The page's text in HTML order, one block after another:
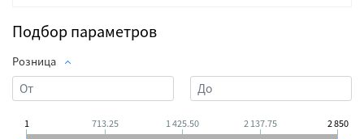
Подбор параметров
Розница
1 713.25 1 425.50 2 137.75 2 850